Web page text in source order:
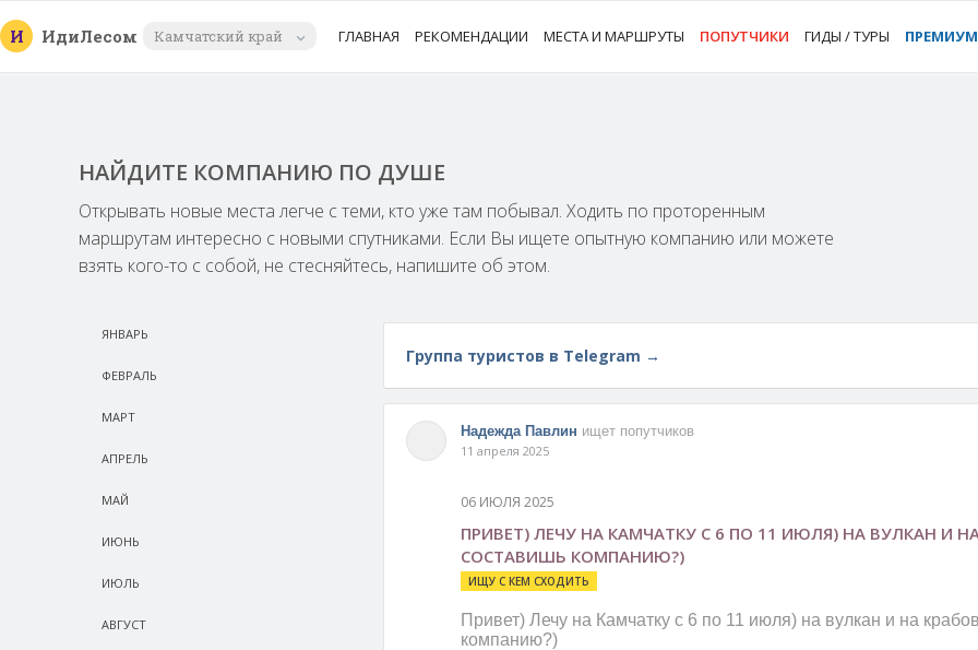
И ИдиЛесом Камчатский край ГЛАВНАЯ РЕКОМЕНДАЦИИ МЕСТА И МАРШРУТЫ ПОПУТЧИКИ ГИДЫ / ТУРЫ ПРЕМИУМ
НАЙДИТЕ КОМПАНИЮ ПО ДУШЕ
Открывать новые места легче с теми, кто уже там побывал. Ходить по проторенным
маршрутам интересно с новыми спутниками. Если Вы ищете опытную компанию или можете
взять кого-то с собой, не стесняйтесь, напишите об этом.
ЯНВАРЬ
ФЕВРАЛЬ
МАРТ
АПРЕЛЬ
МАЙ
ИЮНЬ
ИЮЛЬ
АВГУСТ
Группа туристов в Telegram →
Надежда Павлин ищет попутчиков
11 апреля 2025
06 ИЮЛЯ 2025
ПРИВЕТ) ЛЕЧУ НА КАМЧАТКУ С 6 ПО 11 ИЮЛЯ) НА ВУЛКАН И
СОСТАВИШЬ КОМПАНИЮ?)
ИЩУ С КЕМ СХОДИТЬ
Привет) Лечу на Камчатку с 6 по 11 июля) на вулкан и на
компанию?)